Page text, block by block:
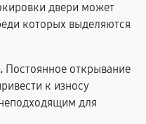
двери может
которых выделяются
Постоянное открывание
к износу
для